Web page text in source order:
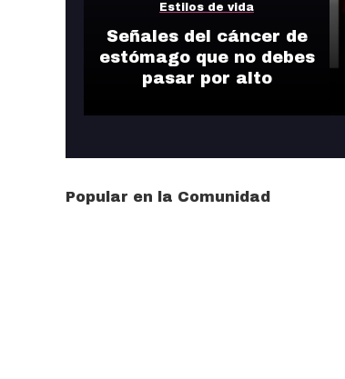
Estilos de vida
Señales del cáncer de
estómago que no debes
pasar por alto
Popular en la Comunidad